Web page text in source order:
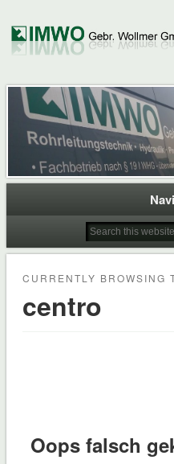
CURRENTLY BROWSING
centro
Oops falsch